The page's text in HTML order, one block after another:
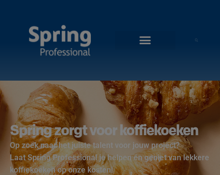
Spring zorgt voor koffiekoeken
Op zoek naar het juiste talent voor jouw project?
Laat Spring Professional je helpen én geniet van lekkere
koffiekoeken op onze kosten!